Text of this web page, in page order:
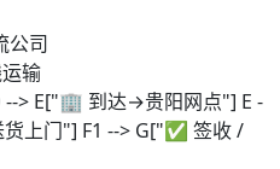
公司
输
--> E["🏢 到达→贵阳网点"] E -
上门"] F1 --> G["✅ 签收 /